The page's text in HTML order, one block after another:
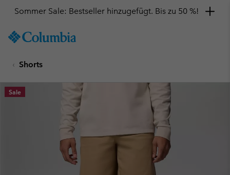
TO
SKIP
MAIN
NAV
Sommer Sale: Bestseller hinzugefügt. Bis zu 50 %!
Shorts
Sale